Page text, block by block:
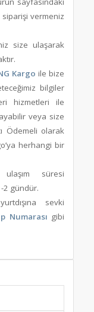
vermeniz
size ulaşarak
Kargo ile bize
bilgiler
hizmetleri ile
veya size
Ödemeli olarak
herhangi bir
süresi
2 gündür.
sevki
Numarası gibi